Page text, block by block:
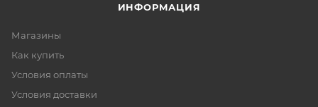
ИНФОРМАЦИЯ
Магазины
Как купить
Условия оплаты
Условия доставки